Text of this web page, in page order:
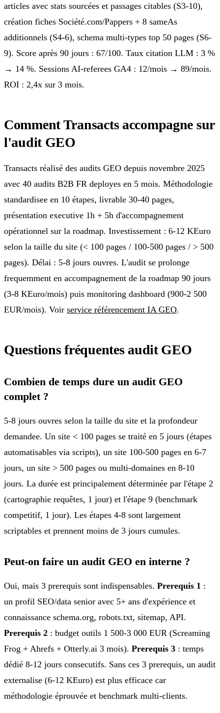
articles avec stats sourcées et passages citables (S3-10),
création fiches Société.com/Pappers + 8 sameAs
additionnels (S4-6), schema multi-types top 50 pages (S6-
9). Score après 90 jours : 67/100. Taux citation LLM : 3 %
→ 14 %. Sessions AI-referees GA4 : 12/mois → 89/mois.
ROI : 2,4x sur 3 mois.
Comment Transacts accompagne sur
l'audit GEO
Transacts réalisé des audits GEO depuis novembre 2025
avec 40 audits B2B FR deployes en 5 mois. Méthodologie
standardisee en 10 étapes, livrable 30-40 pages,
présentation executive 1h + 5h d'accompagnement
opérationnel sur la roadmap. Investissement : 6-12 KEuro
selon la taille du site (< 100 pages / 100-500 pages / > 500
pages). Délai : 5-8 jours ouvres. L'audit se prolonge
frequemment en accompagnement de la roadmap 90 jours
(3-8 KEuro/mois) puis monitoring dashboard (900-2 500
EUR/mois). Voir service référencement IA GEO.
Questions fréquentes audit GEO
Combien de temps dure un audit GEO
complet ?
5-8 jours ouvres selon la taille du site et la profondeur
demandee. Un site < 100 pages se traité en 5 jours (étapes
automatisables via scripts), un site 100-500 pages en 6-7
jours, un site > 500 pages ou multi-domaines en 8-10
jours. La durée est principalement déterminée par l'étape 2
(cartographie requêtes, 1 jour) et l'étape 9 (benchmark
competitif, 1 jour). Les étapes 4-8 sont largement
scriptables et prennent moins de 3 jours cumules.
Peut-on faire un audit GEO en interne ?
Oui, mais 3 prerequis sont indispensables. Prerequis 1 :
un profil SEO/data senior avec 5+ ans d'expérience et
connaissance schema.org, robots.txt, sitemap, API.
Prerequis 2 : budget outils 1 500-3 000 EUR (Screaming
Frog + Ahrefs + Otterly.ai 3 mois). Prerequis 3 : temps
dédié 8-12 jours consecutifs. Sans ces 3 prerequis, un audit
externalise (6-12 KEuro) est plus efficace car
méthodologie éprouvée et benchmark multi-clients.